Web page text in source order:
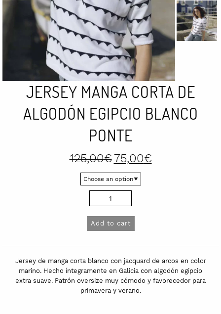
JERSEY MANGA CORTA DE
ALGODÓN EGIPCIO BLANCO
PONTE
125,00€ Original
price
was:
125,00€.
75,00€price
algodón
egipcio
blanco
Ponte
Add to cart
Jersey de manga corta blanco con jacquard de arcos en color
marino. Hecho íntegramente en Galicia con algodón egipcio
extra suave. Patrón oversize muy cómodo y favorecedor para
primavera y verano.